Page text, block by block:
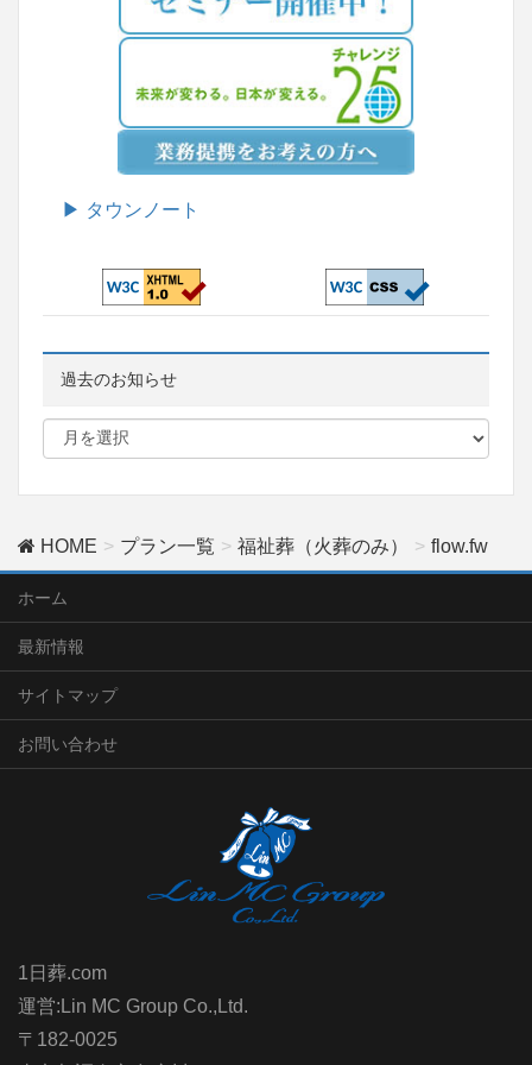
▶ タウンノート
過去のお知らせ
HOME プラン一覧 福祉葬（火葬のみ） flow.fw
ホーム
最新情報
サイトマップ
お問い合わせ
1日葬.com
運営:Lin MC Group Co.,Ltd.
〒182-0025